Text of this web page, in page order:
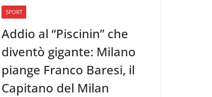
SPORT
Addio al “Piscinin” che
diventò gigante: Milano
piange Franco Baresi, il
Capitano del Milan